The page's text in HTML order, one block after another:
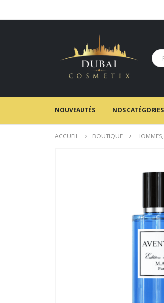
NOUVEAUTÉS NOS CATÉGORIES
ACCUEIL BOUTIQUE HOMMES,